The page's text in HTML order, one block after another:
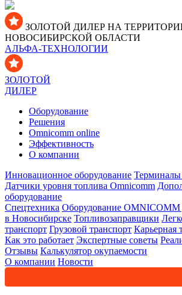
ЗОЛОТОЙ ДИЛЕР НА
НОВОСИБИРСКОЙ ОБЛАСТИ
АЛЬФА-ТЕХНОЛОГИИ
ЗОЛОТОЙ
ДИЛЕР
Оборудование
Решения
Omnicomm online
Эффективность
О компании
Инновационное оборудование Терминалы
Датчики уровня топлива Omnicomm
оборудование
Спецтехника Оборудование OMNICOMM
в Новосибирске Топливозаправщики
транспорт Грузовой транспорт Карьерная
Как это работает Экспертные советы
Отзывы Калькулятор окупаемости
О компании Новости